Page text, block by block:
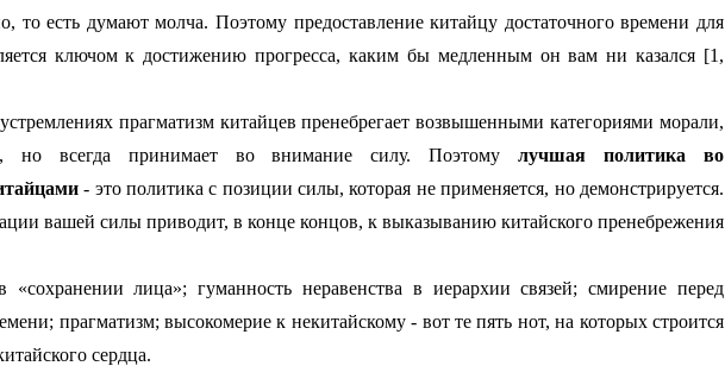
то есть думают молча. Поэтому предоставление китайцу достаточного времени для
ключом к достижению прогресса, каким бы медленным он вам ни казался [1,
прагматизм китайцев пренебрегает возвышенными категориями морали,
но всегда принимает во внимание силу. Поэтомулучшая политика во
- это политика с позиции силы, которая не применяется, но демонстрируется.
вашей силы приводит, в конце концов, к выказыванию китайского пренебрежения
«сохранении лица»; гуманность неравенства в иерархии связей; смирение перед
прагматизм; высокомерие к некитайскому - вот те пять нот, на которых строится
сердца.